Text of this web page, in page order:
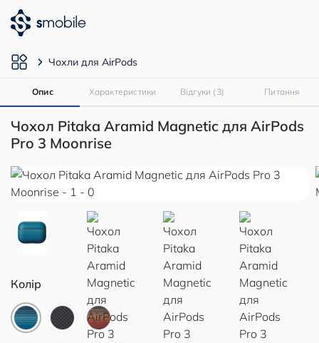
Чохли для AirPods
Опис Характеристики Відгуки (3) Питання
Чохол Pitaka Aramid Magnetic для AirPods
Pro 3 Moonrise
Колір